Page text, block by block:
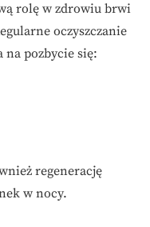
rolę w zdrowiu brwi
oczyszczanie
na pozbycie się:
regenerację
w nocy.